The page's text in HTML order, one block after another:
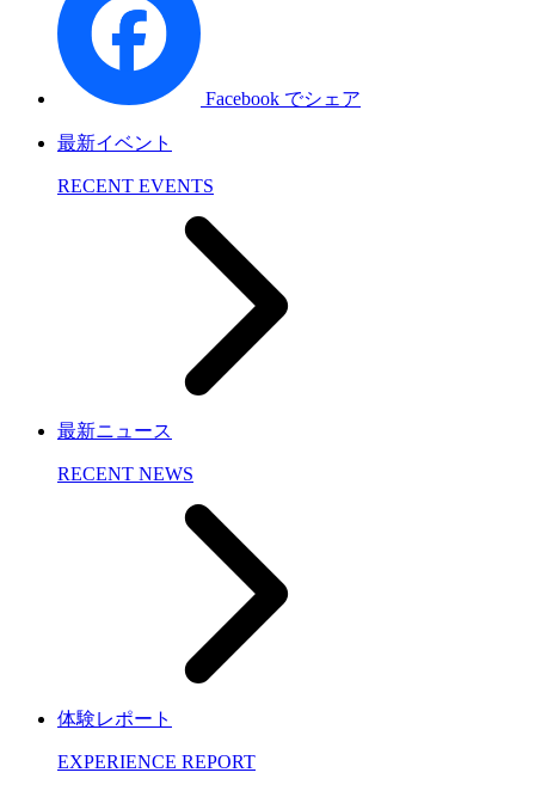
Facebook でシェア
最新イベント
RECENT EVENTS
最新ニュース
RECENT NEWS
体験レポート
EXPERIENCE REPORT